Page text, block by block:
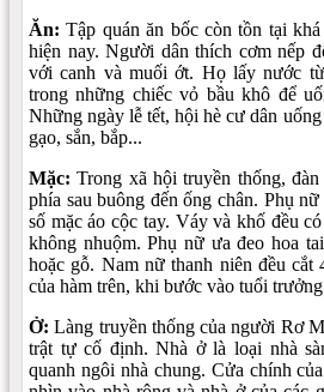
Ăn: Tập quán ăn bốc còn tồn tại
hiện nay. Người dân thích cơm nếp
với canh và muối ớt. Họ lấy nước
trong những chiếc vỏ bầu khô để
Những ngày lễ tết, hội hè cư dân
gạo, sắn, bắp...
Mặc: Trong xã hội truyền thống,
phía sau buông đến ống chân. Phụ
số mặc áo cộc tay. Váy và khố đều
không nhuộm. Phụ nữ ưa đeo hoa
hoặc gỗ. Nam nữ thanh niên đều cắt
của hàm trên, khi bước vào tuổi
Ở: Làng truyền thống của người Rơ
trật tự cố định. Nhà ở là loại nhà
quanh ngôi nhà chung. Cửa chính